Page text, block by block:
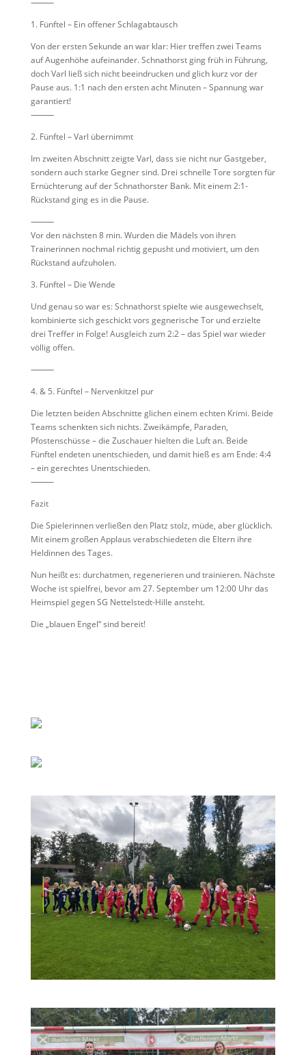
⸻
1. Fünftel – Ein offener Schlagabtausch
Von der ersten Sekunde an war klar: Hier treffen zwei Teams
auf Augenhöhe aufeinander. Schnathorst ging früh in Führung,
doch Varl ließ sich nicht beeindrucken und glich kurz vor der
Pause aus. 1:1 nach den ersten acht Minuten – Spannung war
garantiert!
⸻
2. Fünftel – Varl übernimmt
Im zweiten Abschnitt zeigte Varl, dass sie nicht nur Gastgeber,
sondern auch starke Gegner sind. Drei schnelle Tore sorgten für
Ernüchterung auf der Schnathorster Bank. Mit einem 2:1-
Rückstand ging es in die Pause.
⸻
Vor den nächsten 8 min. Wurden die Mädels von ihren
Trainerinnen nochmal richtig gepusht und motiviert, um den
Rückstand aufzuholen.
3. Fünftel – Die Wende
Und genau so war es: Schnathorst spielte wie ausgewechselt,
kombinierte sich geschickt vors gegnerische Tor und erzielte
drei Treffer in Folge! Ausgleich zum 2:2 – das Spiel war wieder
völlig offen.
⸻
4. & 5. Fünftel – Nervenkitzel pur
Die letzten beiden Abschnitte glichen einem echten Krimi. Beide
Teams schenkten sich nichts. Zweikämpfe, Paraden,
Pfostenschüsse – die Zuschauer hielten die Luft an. Beide
Fünftel endeten unentschieden, und damit hieß es am Ende: 4:4
– ein gerechtes Unentschieden.
⸻
Fazit
Die Spielerinnen verließen den Platz stolz, müde, aber glücklich.
Mit einem großen Applaus verabschiedeten die Eltern ihre
Heldinnen des Tages.
Nun heißt es: durchatmen, regenerieren und trainieren. Nächste
Woche ist spielfrei, bevor am 27. September um 12:00 Uhr das
Heimspiel gegen SG Nettelstedt-Hille ansteht.
Die „blauen Engel“ sind bereit!